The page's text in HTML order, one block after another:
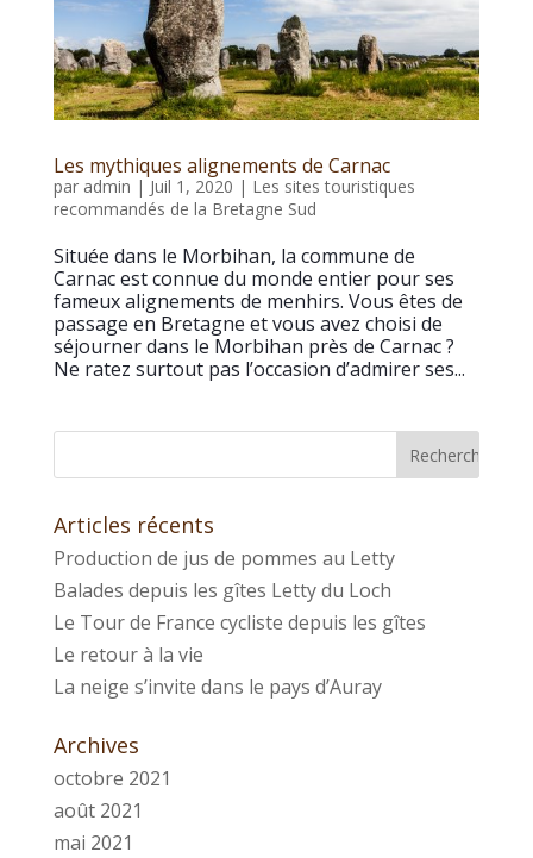
Les mythiques alignements de Carnac
par admin | Juil 1, 2020 | Les sites touristiques
recommandés de la Bretagne Sud
Située dans le Morbihan, la commune de
Carnac est connue du monde entier pour ses
fameux alignements de menhirs. Vous êtes de
passage en Bretagne et vous avez choisi de
séjourner dans le Morbihan près de Carnac ?
Ne ratez surtout pas l’occasion d’admirer ses...
Articles récents
Production de jus de pommes au Letty
Balades depuis les gîtes Letty du Loch
Le Tour de France cycliste depuis les gîtes
Le retour à la vie
La neige s’invite dans le pays d’Auray
Archives
octobre 2021
août 2021
mai 2021